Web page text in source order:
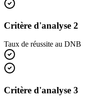
Critère d'analyse 2
Taux de réussite au DNB
Critère d'analyse 3